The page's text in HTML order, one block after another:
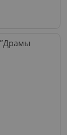
Драмы